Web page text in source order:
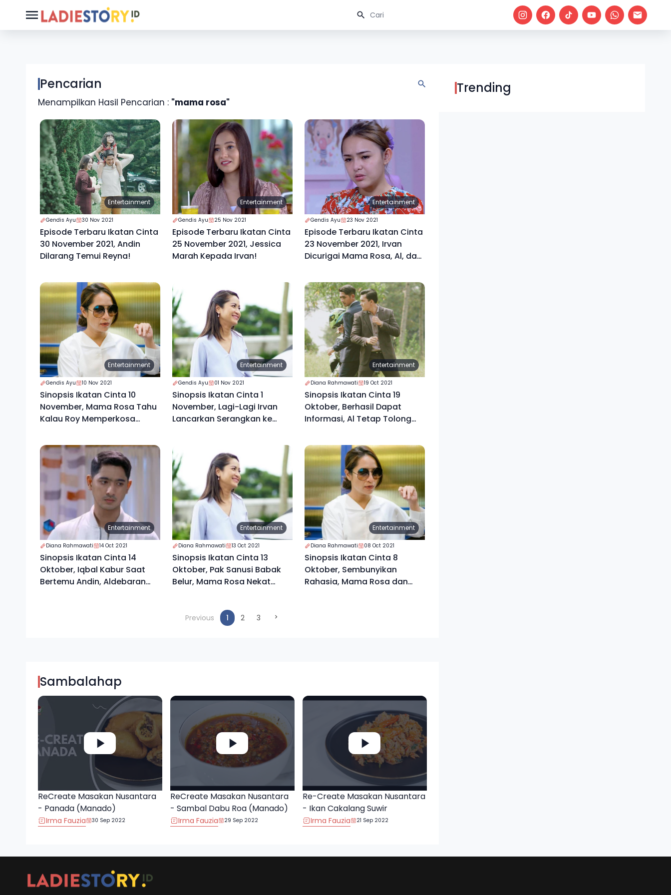
Pencarian
Menampilkan Hasil Pencarian : "mama rosa"
Entertainment
Gendis Ayu 30 Nov 2021
Episode Terbaru Ikatan Cinta
30 November 2021, Andin
Dilarang Temui Reyna!
Entertainment
Gendis Ayu 25 Nov 2021
Episode Terbaru Ikatan Cinta
25 November 2021, Jessica
Marah Kepada Irvan!
Entertainment
Gendis Ayu 23 Nov 2021
Episode Terbaru Ikatan Cinta
23 November 2021, Irvan
Dicurigai Mama Rosa, Al, dan
Entertainment
Gendis Ayu 10 Nov 2021
Sinopsis Ikatan Cinta 10
November, Mama Rosa Tahu
Kalau Roy Memperkosa
Entertainment
Gendis Ayu 01 Nov 2021
Sinopsis Ikatan Cinta 1
November, Lagi-Lagi Irvan
Lancarkan Serangkan ke
Entertainment
Diana Rahmawati 19 Oct 2021
Sinopsis Ikatan Cinta 19
Oktober, Berhasil Dapat
Informasi, Al Tetap Tolong
Entertainment
Diana Rahmawati 14 Oct 2021
Sinopsis Ikatan Cinta 14
Oktober, Iqbal Kabur Saat
Bertemu Andin, Aldebaran
Entertainment
Diana Rahmawati 13 Oct 2021
Sinopsis Ikatan Cinta 13
Oktober, Pak Sanusi Babak
Belur, Mama Rosa Nekat
Entertainment
Diana Rahmawati 08 Oct 2021
Sinopsis Ikatan Cinta 8
Oktober, Sembunyikan
Rahasia, Mama Rosa dan
Previous 1(current)
2 3
Trending
Sambalahap
ReCreate Masakan Nusantara
- Panada (Manado)
Irma Fauzia 30 Sep 2022
ReCreate Masakan Nusantara
- Sambal Dabu Roa (Manado)
Irma Fauzia 29 Sep 2022
Re-Create Masakan Nusantara
- Ikan Cakalang Suwir
Irma Fauzia 21 Sep 2022